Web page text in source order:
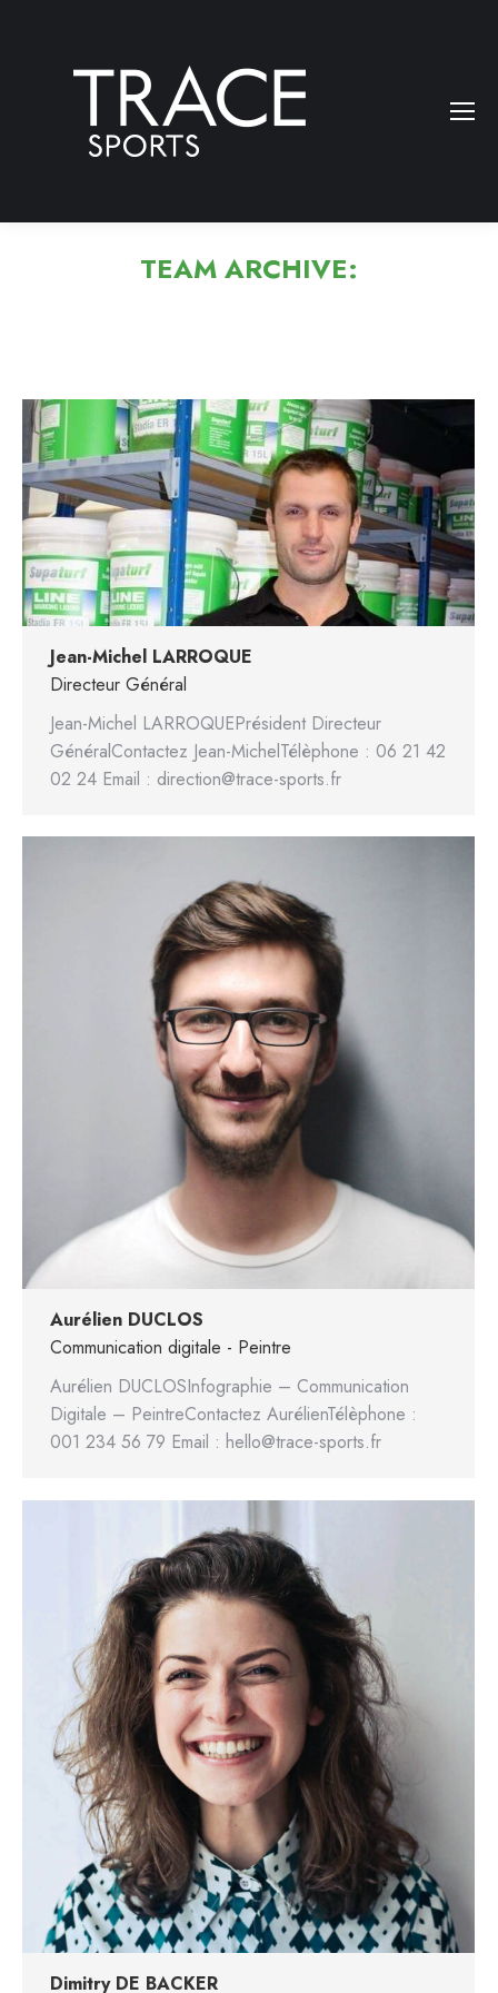
TEAM ARCHIVE:
Jean-Michel LARROQUE
Directeur Général
Jean-Michel LARROQUEPrésident Directeur
GénéralContactez Jean-MichelTélèphone : 06 21 42
02 24 Email : direction@trace-sports.fr
Aurélien DUCLOS
Communication digitale - Peintre
Aurélien DUCLOSInfographie – Communication
Digitale – PeintreContactez AurélienTélèphone :
001 234 56 79 Email : hello@trace-sports.fr
Dimitry DE BACKER